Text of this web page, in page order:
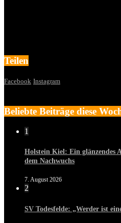
Teilen
Facebook Instagram
Beliebte Beiträge diese
1
Holstein Kiel: Ein glänzendes
dem Nachwuchs
7. August 2026
2
SV Todesfelde: „Werder ist